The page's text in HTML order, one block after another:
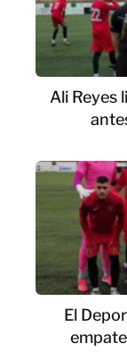
Ali Reyes
El